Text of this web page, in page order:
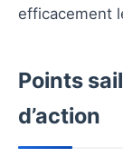
efficacement
Points
d’action